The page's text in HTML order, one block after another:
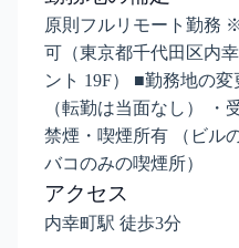
原則フルリモート勤務
可（東京都千代田区内
ント 19F） ■勤務地の
（転勤は当面なし） ・
禁煙・喫煙所有 （ビル
バコのみの喫煙所）
アクセス
内幸町駅 徒歩3分